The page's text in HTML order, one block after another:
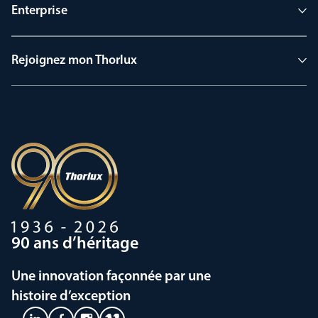
Enterprise
Rejoignez mon Thorlux
90 ans d’héritage
Une innovation façonnée par une
histoire d’exception